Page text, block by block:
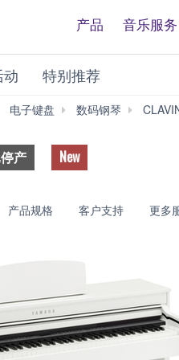
产品 音乐服务
特别推荐
电子键盘 数码钢琴
产 New
产品规格 客户支持 更多